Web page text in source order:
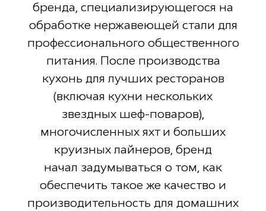
бренда, специализирующегося на
обработке нержавеющей стали для
профессионального общественного
питания. После производства
кухонь для лучших ресторанов
(включая кухни нескольких
звездных шеф-поваров),
многочисленных яхт и больших
круизных лайнеров, бренд
начал задумываться о том, как
обеспечить такое же качество и
производительность для домашних